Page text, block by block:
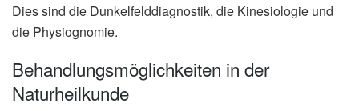
Dies sind die Dunkelfelddiagnostik, die Kinesiologie und
die Physiognomie.
Behandlungsmöglichkeiten in der
Naturheilkunde